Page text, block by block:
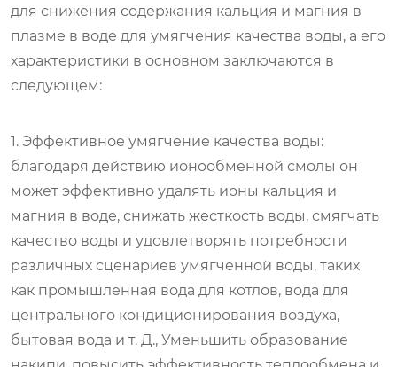
для снижения содержания кальция и магния в
плазме в воде для умягчения качества воды, а его
характеристики в основном заключаются в
следующем:
1. Эффективное умягчение качества воды:
благодаря действию ионообменной смолы он
может эффективно удалять ионы кальция и
магния в воде, снижать жесткость воды, смягчать
качество воды и удовлетворять потребности
различных сценариев умягченной воды, таких
как промышленная вода для котлов, вода для
центрального кондиционирования воздуха,
бытовая вода и т. Д., Уменьшить образование